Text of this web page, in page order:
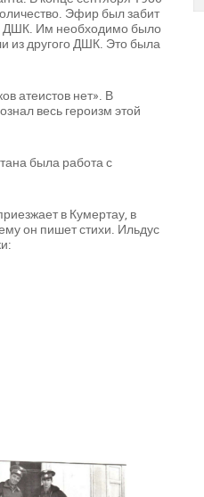
Эфир был забит
ДШК. Им необходимо было
из другого ДШК. Это была
атеистов нет». В
весь героизм этой
была работа с
в Кумертау, в
он пишет стихи. Ильдус